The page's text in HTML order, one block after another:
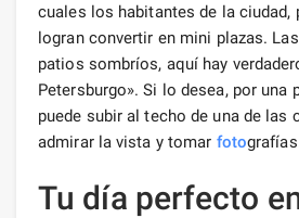
cuales los habitantes de la ciudad,
logran convertir en mini plazas.
patios sombríos, aquí hay
Petersburgo». Si lo desea, por una
puede subir al techo de una de las
admirar la vista y tomar foto
Tu día perfecto